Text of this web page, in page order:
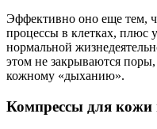
Эффективно оно еще тем,
процессы в клетках, плюс
нормальной
этом не закрываются поры,
кожному «дыханию».
Компрессы для кожи